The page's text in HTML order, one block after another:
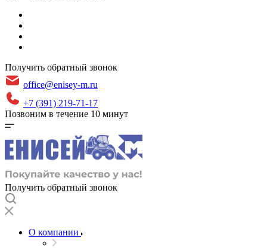
Получить обратный звонок
office@enisey-m.ru
+7 (391) 219-71-17
Позвоним в течение 10 минут
Получить обратный звонок
О компании